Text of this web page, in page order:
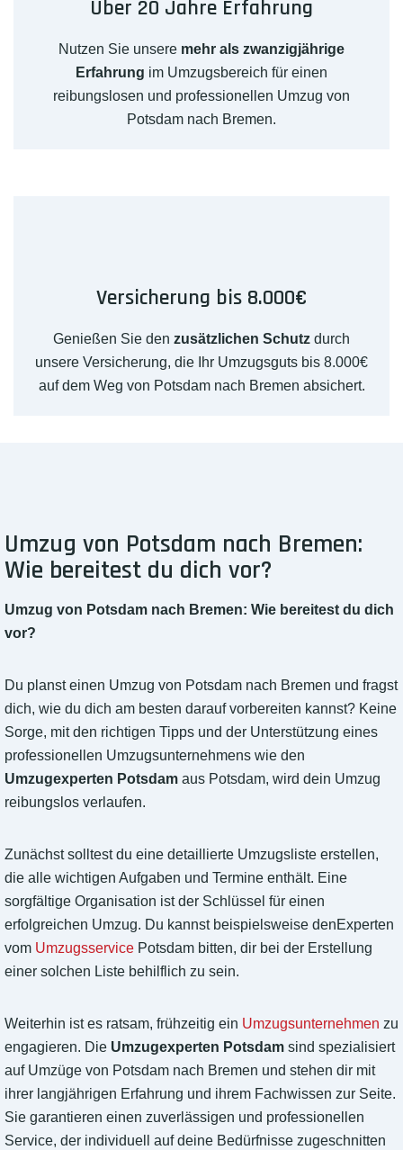
Über 20 Jahre Erfahrung
Nutzen Sie unsere mehr als zwanzigjährige
Erfahrung im Umzugsbereich für einen
reibungslosen und professionellen Umzug von
Potsdam nach Bremen.
Versicherung bis 8.000€
Genießen Sie den zusätzlichen Schutz durch
unsere Versicherung, die Ihr Umzugsguts bis 8.000€
auf dem Weg von Potsdam nach Bremen absichert.
Umzug von Potsdam nach Bremen:
Wie bereitest du dich vor?
Umzug von Potsdam nach Bremen: Wie bereitest du dich
vor?
Du planst einen Umzug von Potsdam nach Bremen und fragst
dich, wie du dich am besten darauf vorbereiten kannst? Keine
Sorge, mit den richtigen Tipps und der Unterstützung eines
professionellen Umzugsunternehmens wie den
Umzugexperten Potsdam aus Potsdam, wird dein Umzug
reibungslos verlaufen.
Zunächst solltest du eine detaillierte Umzugsliste erstellen,
die alle wichtigen Aufgaben und Termine enthält. Eine
sorgfältige Organisation ist der Schlüssel für einen
erfolgreichen Umzug. Du kannst beispielsweise denExperten
vom Umzugsservice Potsdam bitten, dir bei der Erstellung
einer solchen Liste behilflich zu sein.
Weiterhin ist es ratsam, frühzeitig ein Umzugsunternehmen zu
engagieren. Die Umzugexperten Potsdam sind spezialisiert
auf Umzüge von Potsdam nach Bremen und stehen dir mit
ihrer langjährigen Erfahrung und ihrem Fachwissen zur Seite.
Sie garantieren einen zuverlässigen und professionellen
Service, der individuell auf deine Bedürfnisse zugeschnitten